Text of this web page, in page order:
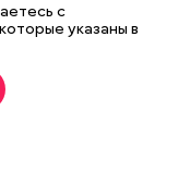
Департамента
города Москвы.
технологии
информации
сведений,
с
указаны в